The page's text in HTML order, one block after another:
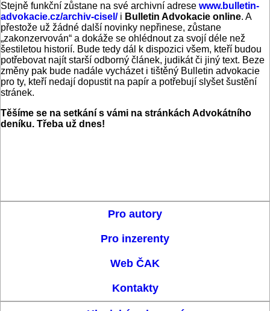
Stejně funkční zůstane na své archivní adrese www.bulletin-
advokacie.cz/archiv-cisel/i Bulletin Advokacie online. A
přestože už žádné další novinky nepřinese, zůstane
„zakonzervován“ a dokáže se ohlédnout za svojí déle než
šestiletou historií. Bude tedy dál k dispozici všem, kteří budou
potřebovat najít starší odborný článek, judikát či jiný text. Beze
změny pak bude nadále vycházet i tištěný Bulletin advokacie
pro ty, kteří nedají dopustit na papír a potřebují slyšet šustění
stránek.
Těšíme se na setkání s vámi na stránkách Advokátního
deníku. Třeba už dnes!
Pro autory
Pro inzerenty
Web ČAK
Kontakty